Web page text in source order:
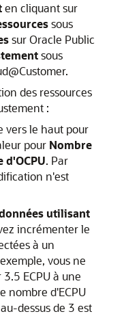
en cliquant sur
sous
sur Oracle Public
sous
des ressources
:
vers le haut pour
pour Nombre
d'OCPU. Par
n'est
utilisant
incrémenter le
à un
vous ne
ECPU à une
nombre d'ECPU
dessus de 3 est